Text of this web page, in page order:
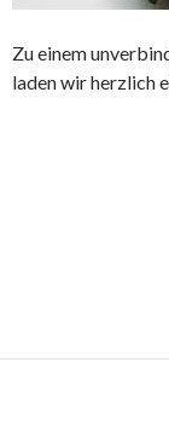
Zu einem
laden wir herzlich